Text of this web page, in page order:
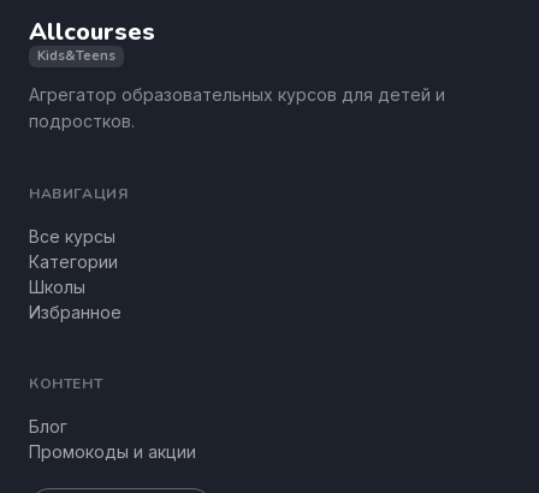
Allcourses
Kids&Teens
Агрегатор образовательных курсов для детей и
подростков.
НАВИГАЦИЯ
Все курсы
Категории
Школы
Избранное
КОНТЕНТ
Блог
Промокоды и акции